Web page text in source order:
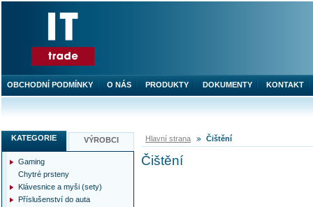
Hlavní strana Čištění
Čištění
KATEGORIE VÝROBCI
Gaming
Chytré prsteny
Klávesnice a myši (sety)
Příslušenství do auta
OBCHODNÍ PODMÍNKY O NÁS PRODUKTY DOKUMENTY KONTAKT